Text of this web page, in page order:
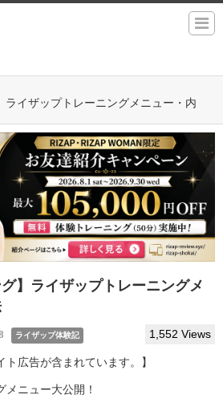
ライザップトレーニングメニュー・内
グ】ライザップトレーニングメ
ライザップ体験記 1,552 Views
ト広告が含まれています。】
ニュー大公開！